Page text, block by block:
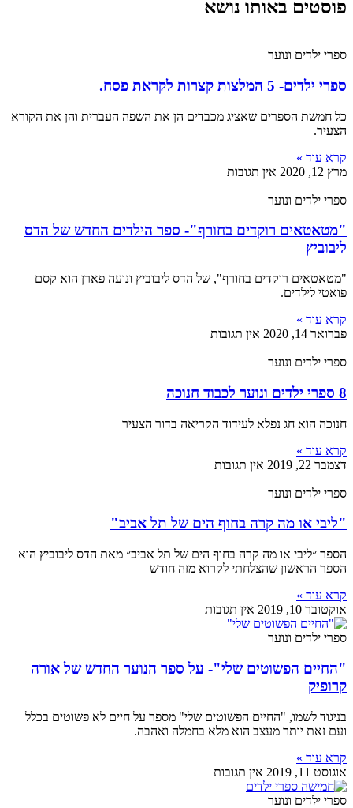
פוסטים באותו נושא
ספרי ילדים ונוער
ספרי ילדים- 5 המלצות קצרות לקראת פסח.
כל חמשת הספרים שאציג מכבדים הן את השפה העברית והן את הקורא
הצעיר.
קרא עוד »
מרץ 12, 2020
אין תגובות
ספרי ילדים ונוער
"מטאטאים רוקדים בחורף"- ספר הילדים החדש של הדס
ליבוביץ
"מטאטאים רוקדים בחורף", של הדס ליבוביץ ונועה פארן הוא קסם
פואטי לילדים.
קרא עוד »
פברואר 14, 2020
אין תגובות
ספרי ילדים ונוער
8 ספרי ילדים ונוער לכבוד חנוכה
חנוכה הוא חג נפלא לעידוד הקריאה בדור הצעיר
קרא עוד »
דצמבר 22, 2019
אין תגובות
ספרי ילדים ונוער
"ליבי או מה קרה בחוף הים של תל אביב"
הספר ״ליבי או מה קרה בחוף הים של תל אביב״ מאת הדס ליבוביץ הוא
הספר הראשון שהצלחתי לקרוא מזה חודש
קרא עוד »
אוקטובר 10, 2019
אין תגובות
ספרי ילדים ונוער
"החיים הפשוטים שלי"- על ספר הנוער החדש של אורה
קרופיק
בניגוד לשמו, "החיים הפשוטים שלי" מספר על חיים לא פשוטים בכלל
ועם זאת יותר מעצב הוא מלא בחמלה ואהבה.
קרא עוד »
אוגוסט 11, 2019
אין תגובות
ספרי ילדים ונוער